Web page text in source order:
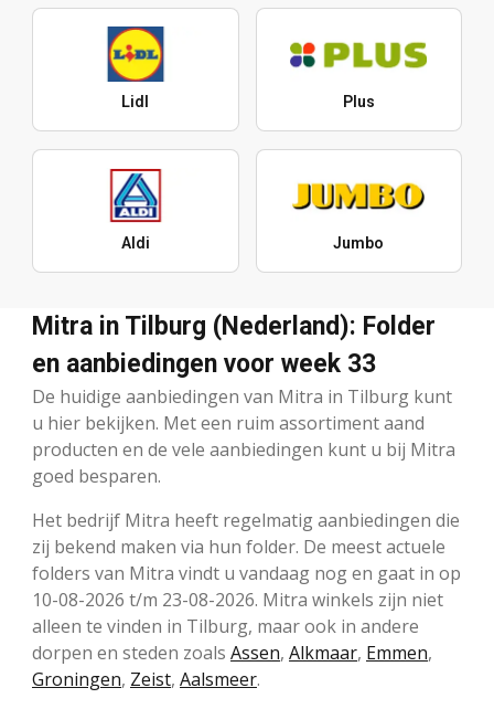
Lidl Plus
Aldi Jumbo
Mitra in Tilburg (Nederland): Folder
en aanbiedingen voor week 33
De huidige aanbiedingen van Mitra in Tilburg kunt
u hier bekijken. Met een ruim assortiment aand
producten en de vele aanbiedingen kunt u bij Mitra
goed besparen.
Het bedrijf Mitra heeft regelmatig aanbiedingen die
zij bekend maken via hun folder. De meest actuele
folders van Mitra vindt u vandaag nog en gaat in op
10-08-2026 t/m 23-08-2026. Mitra winkels zijn niet
alleen te vinden in Tilburg, maar ook in andere
dorpen en steden zoals Assen, Alkmaar, Emmen,
Groningen, Zeist, Aalsmeer.